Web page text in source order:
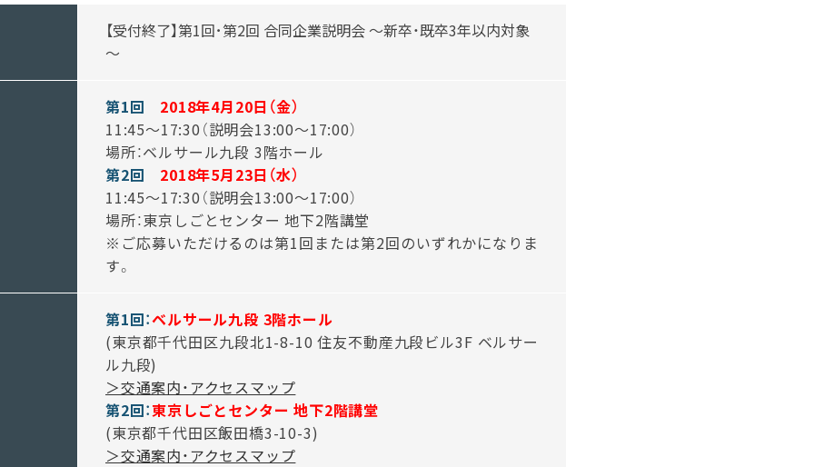
【受付終了】第1回･第2回 合同企業説明会 ～新卒・既卒3年以内対象
～
第1回 2018年4月20日（金）
11:45～17:30（説明会13:00～17:00）
場所：ベルサール九段 3階ホール
第2回 2018年5月23日（水）
11:45～17:30（説明会13:00～17:00）
場所：東京しごとセンター 地下2階講堂
※ご応募いただけるのは第1回または第2回のいずれかになりま
す。
第1回：ベルサール九段 3階ホール
(東京都千代田区九段北1-8-10 住友不動産九段ビル3F ベルサー
ル九段)
＞交通案内・アクセスマップ
第2回：東京しごとセンター 地下2階講堂
(東京都千代田区飯田橋3-10-3)
＞交通案内・アクセスマップ